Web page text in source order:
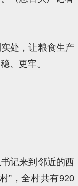
处，让粮食生产
、更牢。
记来到邻近的西
”，全村共有920